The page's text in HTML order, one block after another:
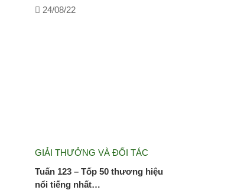
24/08/22
GIẢI THƯỞNG VÀ ĐỐI TÁC
Tuấn 123 – Tốp 50 thương hiệu
nổi tiếng nhất…